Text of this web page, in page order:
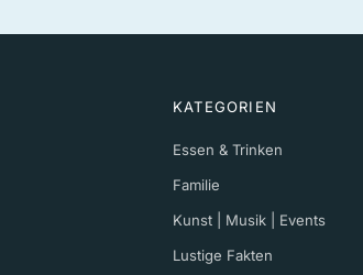
KATEGORIEN
Essen & Trinken
Familie
Kunst | Musik | Events
Lustige Fakten